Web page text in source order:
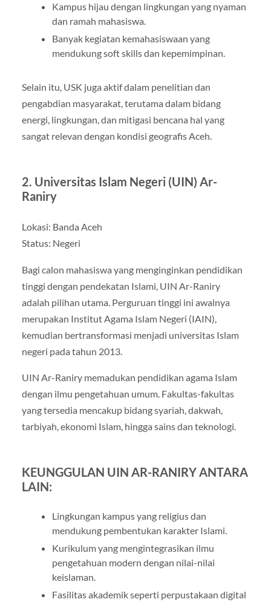
Kampus hijau dengan lingkungan yang nyaman
dan ramah mahasiswa.
Banyak kegiatan kemahasiswaan yang
mendukung soft skills dan kepemimpinan.
Selain itu, USK juga aktif dalam penelitian dan
pengabdian masyarakat, terutama dalam bidang
energi, lingkungan, dan mitigasi bencana hal yang
sangat relevan dengan kondisi geografis Aceh.
2. Universitas Islam Negeri (UIN) Ar-
Raniry
Lokasi: Banda Aceh
Status: Negeri
Bagi calon mahasiswa yang menginginkan pendidikan
tinggi dengan pendekatan Islami, UIN Ar-Raniry
adalah pilihan utama. Perguruan tinggi ini awalnya
merupakan Institut Agama Islam Negeri (IAIN),
kemudian bertransformasi menjadi universitas Islam
negeri pada tahun 2013.
UIN Ar-Raniry memadukan pendidikan agama Islam
dengan ilmu pengetahuan umum. Fakultas-fakultas
yang tersedia mencakup bidang syariah, dakwah,
tarbiyah, ekonomi Islam, hingga sains dan teknologi.
KEUNGGULAN UIN AR-RANIRY ANTARA
LAIN:
Lingkungan kampus yang religius dan
mendukung pembentukan karakter Islami.
Kurikulum yang mengintegrasikan ilmu
pengetahuan modern dengan nilai-nilai
keislaman.
Fasilitas akademik seperti perpustakaan digital